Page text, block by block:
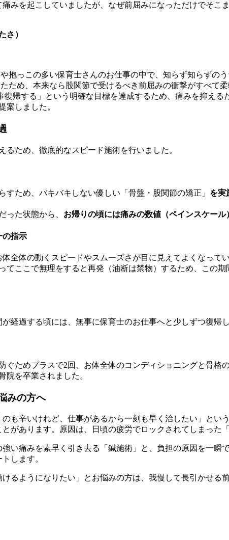
みを起こしていましたが、なぜ前屈みになっただけでそ
さ）
抱っこの多い保育士さんのお仕事の中で、知らず知らずの
ため、本来なら股関節で受けるべき前屈みの衝撃がすべて
帰する」という明確な目標を達成するため、痛みを抑える
案しました。
ため、徹底的なスピード施術を行いました。
すため、バキバキしない優しい「骨盤・股関節の矯正」 を実
った状態から、 お帰りの頃には痛みの数値（ペインスケー
の指示
全体の動くスピードやスムーズさが目に見えてよくなってい
てここで無理をすると再発（油断は禁物）するため、この
経過する頃には、無事に保育士のお仕事へと少しずつ復帰
ぐためプラスで2回、お体全体のコンディショニングと骨
院を卒業されました。
みの方へ
も辛いけれど、仕事があるから一刻も早く治したい」と
があります。原因は、日頃の疲労でロックされてしまった
い痛みを素早く引き去る「鍼施術」と、負担の原因を一
します。
るようになりたい」とお悩みの方は、我慢して長引かせる